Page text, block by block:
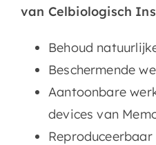
van Celbiologisch
Behoud
Beschermende
Aantoonbare
devices van